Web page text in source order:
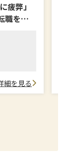
疲弊」
職を経
細を見る